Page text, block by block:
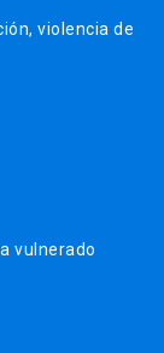
violencia de
vulnerado